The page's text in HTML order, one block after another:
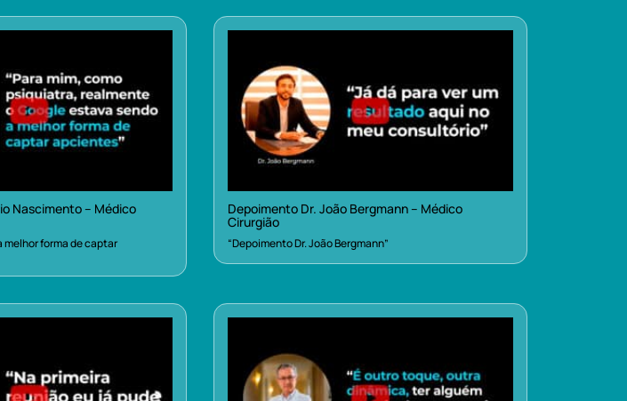
Nascimento – Médico
melhor forma de captar
Depoimento Dr. João Bergmann – Médico
Cirurgião
“Depoimento Dr. João Bergmann”